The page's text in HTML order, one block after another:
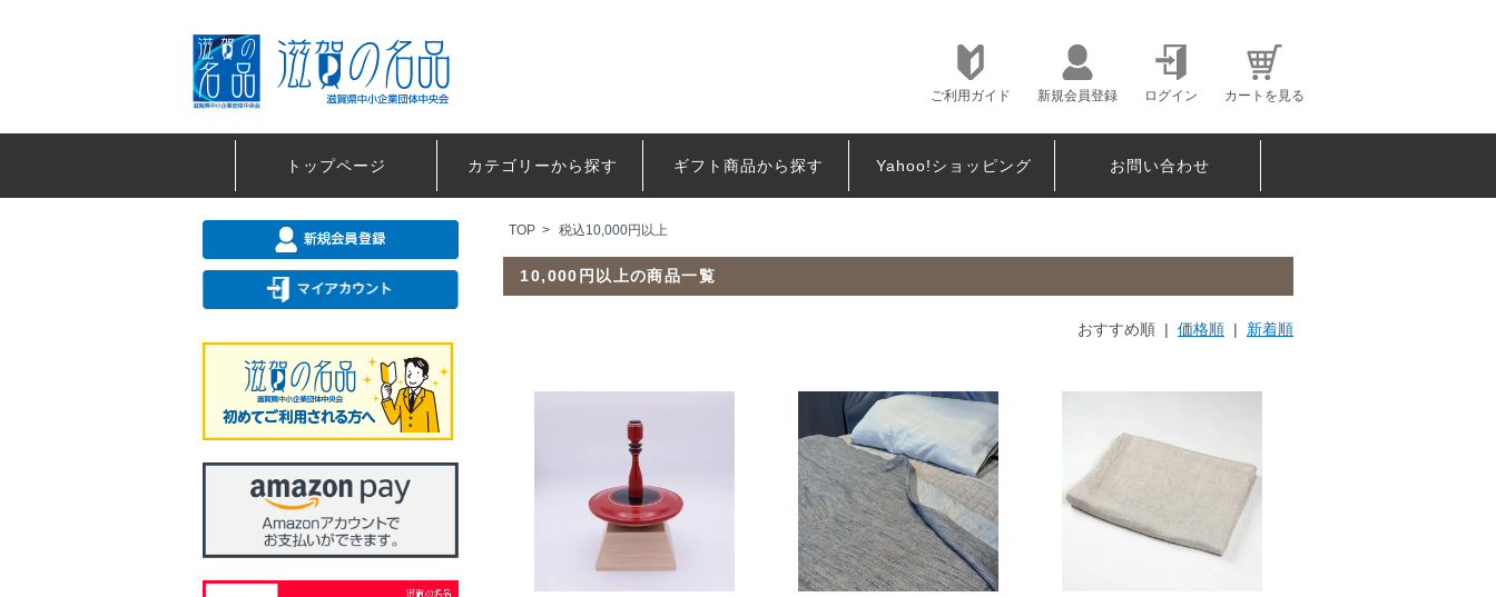
ご利用ガイド 新規会員登録 ログイン カートを見る
トップページ カテゴリーから探す ギフト商品から探す Yahoo!ショッピング お問い合わせ
TOP > 税込10,000円以上
10,000円以上の商品一覧
おすすめ順 | 価格順 | 新着順